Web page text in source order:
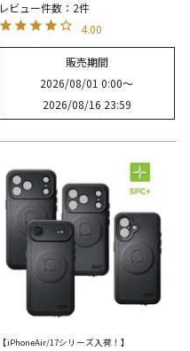
レビュー件数：2件
4.00
販売期間
2026/08/01 0:00〜
2026/08/16 23:59
【iPhoneAir/17シリーズ入荷！】